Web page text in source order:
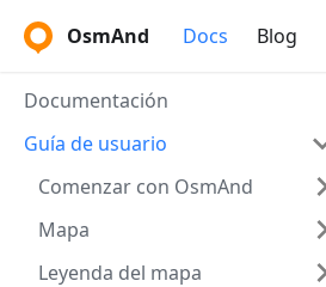
OsmAnd Docs Blog
Documentación
Guía de usuario
Comenzar con OsmAnd
Mapa
Leyenda del mapa